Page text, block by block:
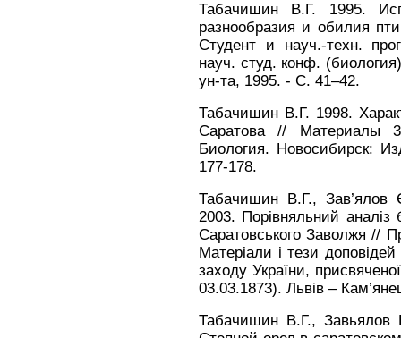
Табачишин В.Г. 1995.
разнообразия и обилия
Студент и науч.-техн.
науч. студ. конф.
ун-та, 1995. - С. 41–42.
Табачишин В.Г. 1998.
Саратова // Материалы
Биология. Новосибирск:
177-178.
Табачишин В.Г.,
2003. Порiвняльний аналiз
Саратовського Заволжя //
Матерiали i тези доповiдей
заходу Украïни,
03.03.1873). Львiв –
Табачишин В.Г.,